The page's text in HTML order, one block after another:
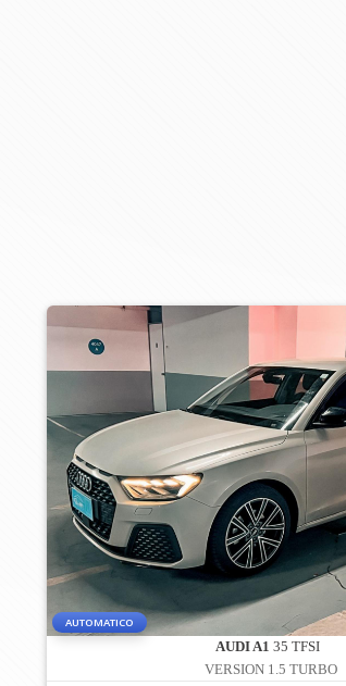
AUTOMATICO
AUDI A1 35 TFSI
VERSION 1.5 TURBO